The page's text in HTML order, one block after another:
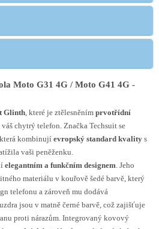
Moto G31 4G / Moto G41 4G -
Glinth, které je ztělesněním prvotřídní
chytrý telefon. Značka Techsuit se
kombinují evropský standard kvalitys
vaši peněženku.
elegantním a funkčním designem. Jeho
materiálu v kouřově šedé barvě, který
telefonu a zároveň mu dodává
jsou v matně černé barvě, což zajišťuje
proti nárazům. Integrovaný kovový